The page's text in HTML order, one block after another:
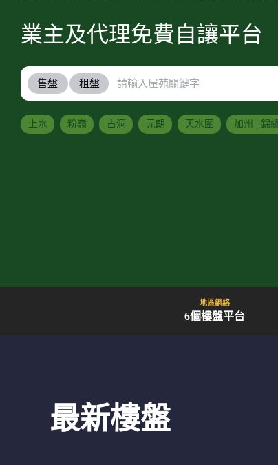
業主及代理免費自讓平台
售盤 租盤
上水 粉嶺 古洞 元朗 天水圍 加州 | 錦
地區網絡
6個樓盤平台
最新樓盤